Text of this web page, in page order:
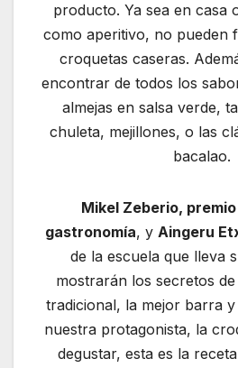
producto. Ya sea en casa
como aperitivo, no pueden
croquetas caseras.
encontrar de todos los
almejas en salsa verde,
chuleta, mejillones, o las
bacalao.
Mikel Zeberio,
gastronomía, y Aingeru
de la escuela que lleva
mostrarán los secretos
tradicional, la mejor barra
nuestra protagonista, la
degustar, esta es la